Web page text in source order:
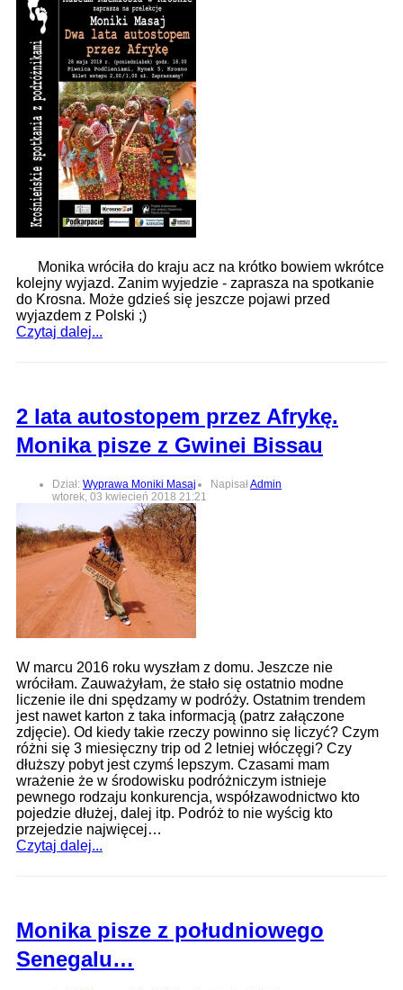
nowej strażnicy w Brzozowie. Oddanie nowej siedziby str
70-lecie Brzozowskiego Domu Kultury
lat minęło jak jeden dzień! Zapraszamy na fotorealcję z
obchodów 70. rocznicy utwor
Nauczyciele ZSB w Walencji – Erasmus+ jako przestrzeń
wymian: W dniach 11 – 17 kwietnia 2026 roku grupa
pięciu nauczycieli Zespołu Szkół Budowlanych ucz
Uroczystość 235. rocznicy uchwalenia Konstytucji 3 Maja
- Po : Zapraszamy na relację z 235. rocznicy uchwalenia
Konstytucji 3 V. Wkrótce więcej, już teraz galeria,
Monika wróciła do kraju acz na krótko bowiem wkrótce
kolejny wyjazd. Zanim wyjedzie - zaprasza na spotkanie
do Krosna. Może gdzieś się jeszcze pojawi przed
wyjazdem z Polski ;)
Czytaj dalej...
2 lata autostopem przez Afrykę.
Monika pisze z Gwinei Bissau
Dział: Wyprawa Moniki Masaj NapisałAdmin
wtorek, 03 kwiecień 2018 21:21
W marcu 2016 roku wyszłam z domu. Jeszcze nie
wróciłam. Zauważyłam, że stało się ostatnio modne
liczenie ile dni spędzamy w podróży. Ostatnim trendem
jest nawet karton z taka informacją (patrz załączone
zdjęcie). Od kiedy takie rzeczy powinno się liczyć? Czym
różni się 3 miesięczny trip od 2 letniej włóczęgi? Czy
dłuższy pobyt jest czymś lepszym. Czasami mam
wrażenie że w środowisku podróżniczym istnieje
pewnego rodzaju konkurencja, współzawodnictwo kto
pojedzie dłużej, dalej itp. Podróż to nie wyścig kto
przejedzie najwięcej…
Czytaj dalej...
Monika pisze z południowego
Senegalu…